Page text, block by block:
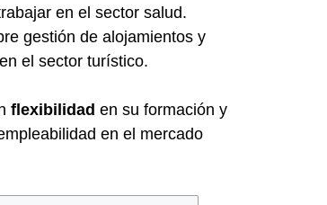
en el sector salud.
gestión de alojamientos y
el sector turístico.
flexibilidad en su formación y
en el mercado